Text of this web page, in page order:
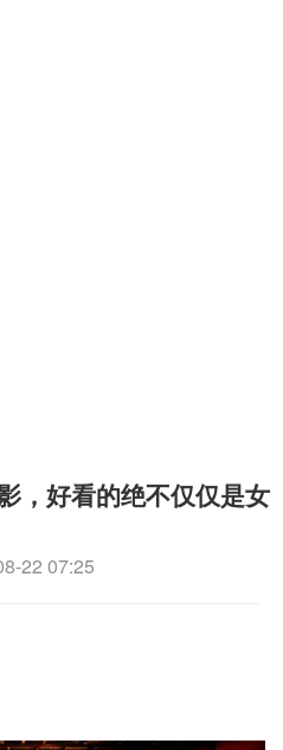
，好看的绝不仅仅是女
22 07:25